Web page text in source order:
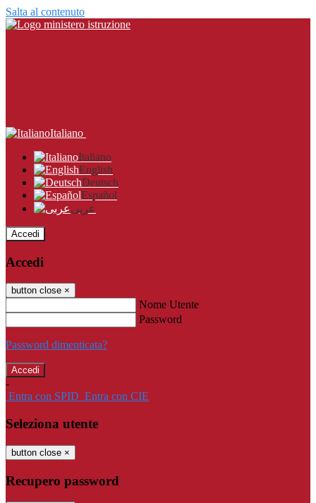
Salta al contenuto
Italiano
Italiano
English
Deutsch
Español
عربى
Accedi
Accedi
button close ×
Nome Utente
Password
Password dimenticata?
-
Entra con SPID Entra con CIE
Seleziona utente
button close ×
Recupero password